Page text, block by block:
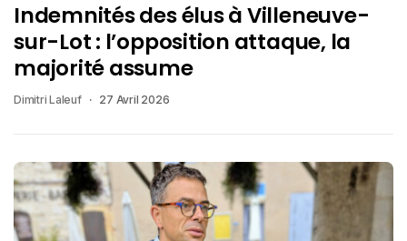
Indemnités des élus à Villeneuve-
sur-Lot : l’opposition attaque, la
majorité assume
Dimitri Laleuf 27 Avril 2026